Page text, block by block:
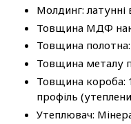
Молдинг: латунні
Товщина МДФ
Товщина
Товщина металу
Товщина короба:
профіль
Утеплювач: